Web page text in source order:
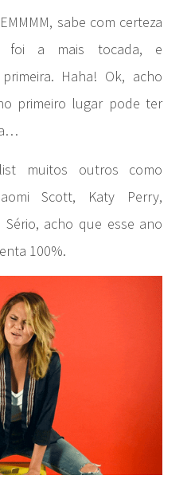
sabe com certeza
foi a mais tocada, e
Haha! Ok, acho
primeiro lugar pode ter
muitos outros como
Scott, Katy Perry,
acho que esse ano
100%.